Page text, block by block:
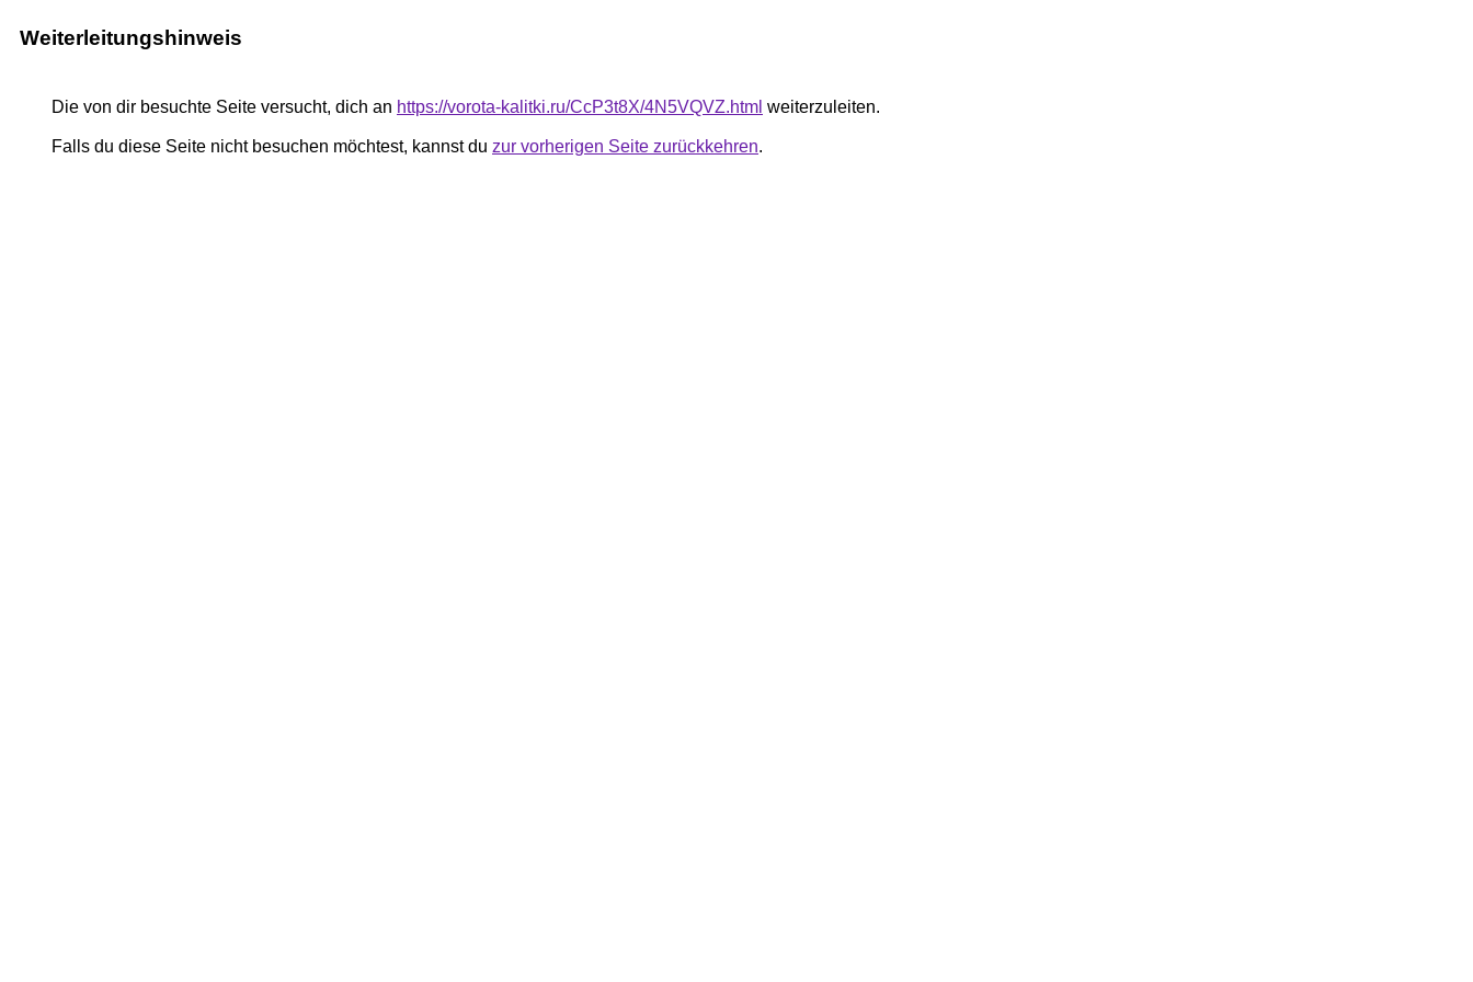
Weiterleitungshinweis
Die von dir besuchte Seite versucht, dich an https://vorota-kalitki.ru/CcP3t8X/4N5VQVZ.html weiterzuleiten.
Falls du diese Seite nicht besuchen möchtest, kannst du zur vorherigen Seite zurückkehren.